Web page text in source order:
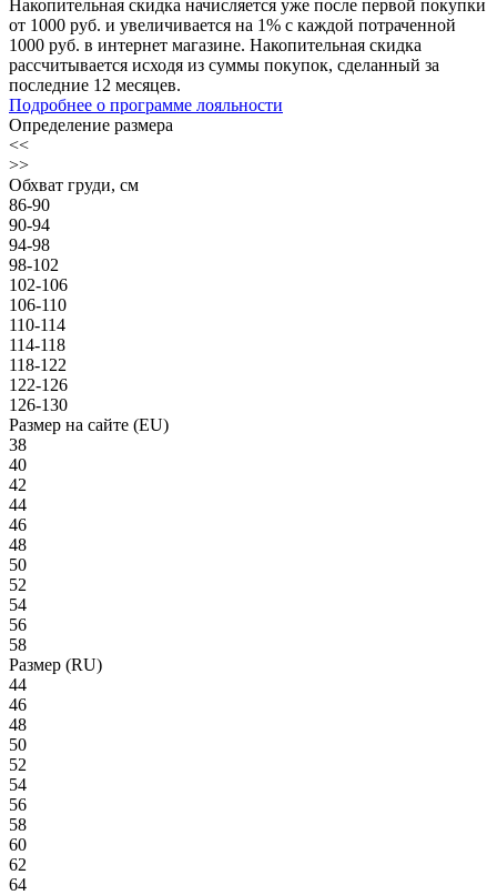
Накопительная скидка начисляется уже после первой покупки
от 1000 руб. и увеличивается на 1% с каждой потраченной
1000 руб. в интернет магазине. Накопительная скидка
рассчитывается исходя из суммы покупок, сделанный за
последние 12 месяцев.
Подробнее о программе лояльности
Определение размера
<<
>>
Обхват груди, см
86-90
90-94
94-98
98-102
102-106
106-110
110-114
114-118
118-122
122-126
126-130
Размер на сайте (EU)
38
40
42
44
46
48
50
52
54
56
58
Размер (RU)
44
46
48
50
52
54
56
58
60
62
64